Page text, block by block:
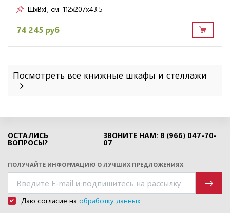
ШxВxГ, см: 112x207x43.5
74 245 руб
Посмотреть все книжные шкафы и стеллажи
ОСТАЛИСЬ
ВОПРОСЫ?
ЗВОНИТЕ НАМ: 8 (966) 047-70-
07
ПОЛУЧАЙТЕ ИНФОРМАЦИЮ О ЛУЧШИХ ПРЕДЛОЖЕНИЯХ
Даю согласие на обработку данных